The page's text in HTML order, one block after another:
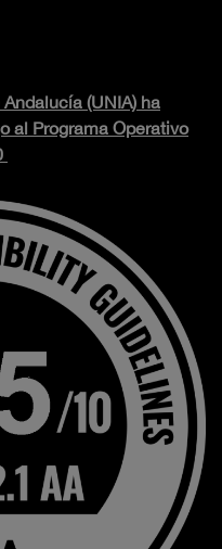
(UNIA) ha
al Programa Operativo